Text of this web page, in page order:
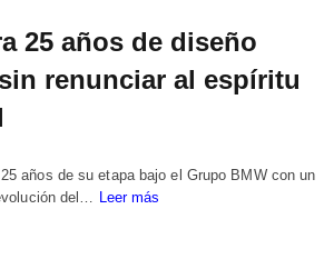
25 años de diseño
renunciar al espíritu
años de su etapa bajo el Grupo BMW con un
del… Leer más